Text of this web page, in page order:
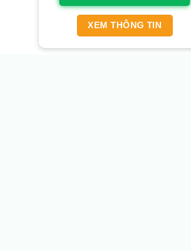
XEM THÔNG TIN